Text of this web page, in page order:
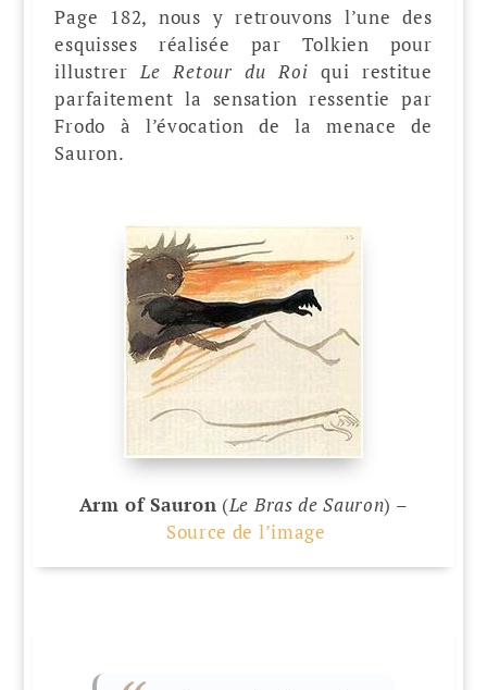
Page 182, nous y retrouvons l’une des
esquisses réalisée par Tolkien pour
illustrerLe Retour du Roi qui restitue
parfaitement la sensation ressentie par
Frodo à l’évocation de la menace de
Sauron.
Arm of Sauron (Le Bras de Sauron) –
Source de l’image